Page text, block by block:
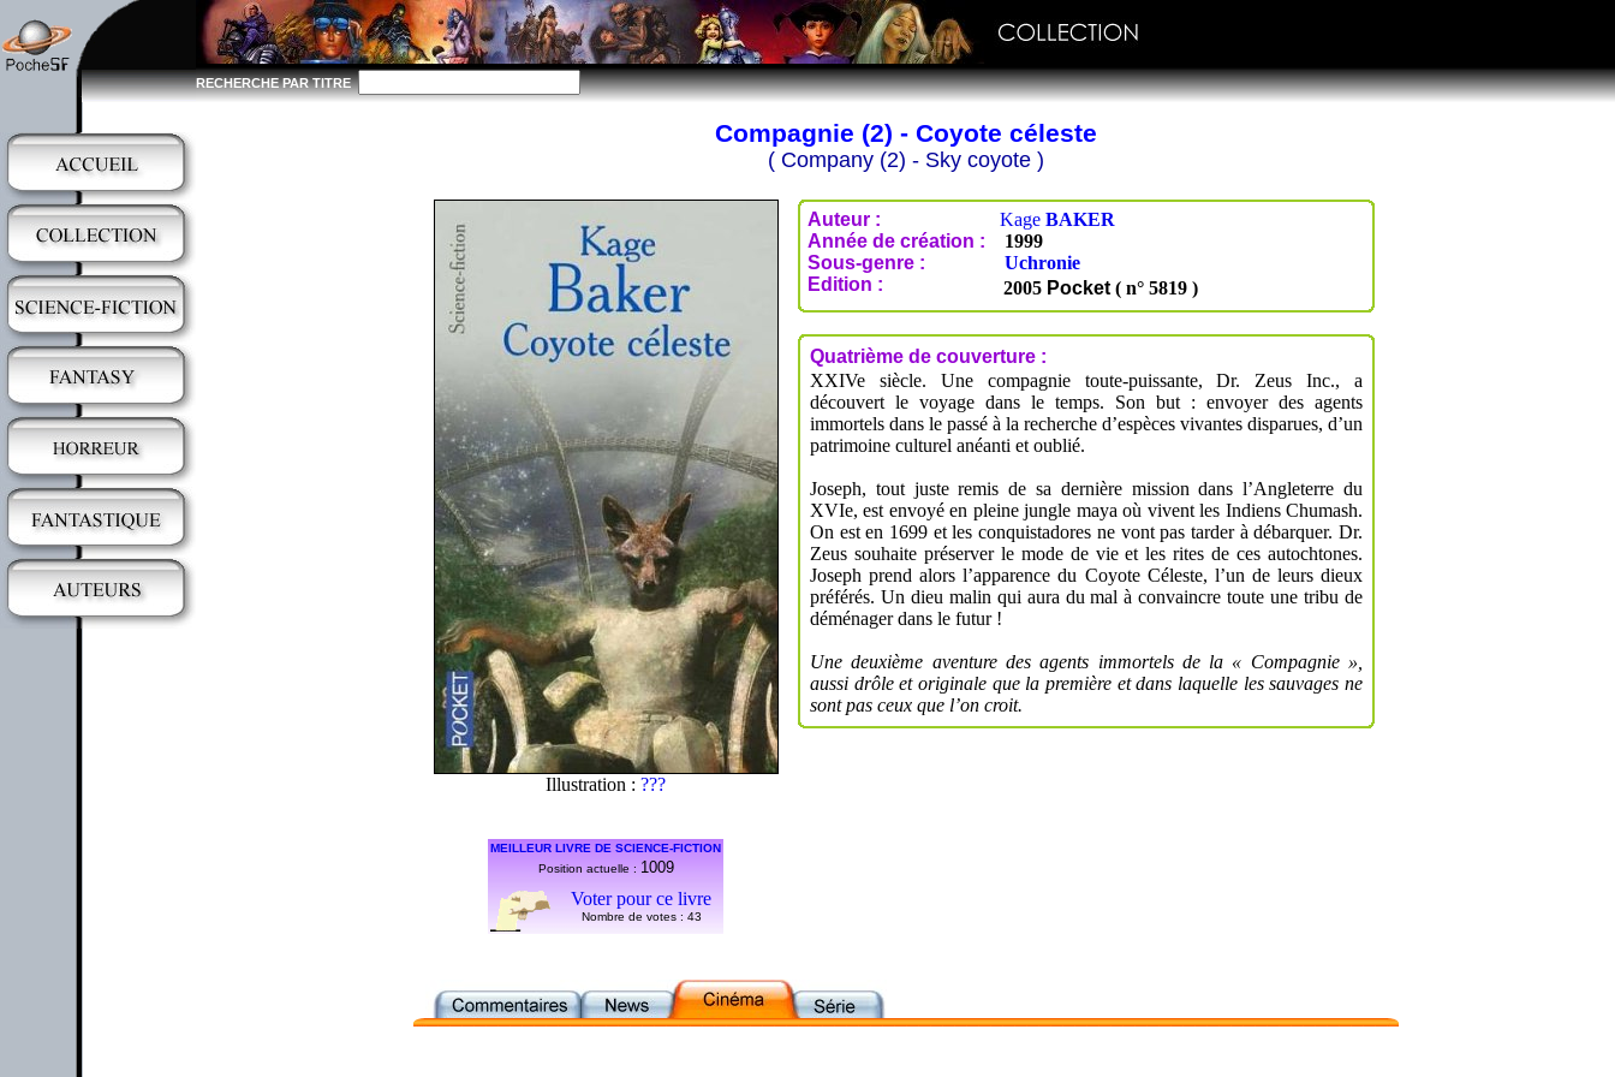
RECHERCHE PAR TITRE
Compagnie (2) - Coyote céleste
( Company (2) - Sky coyote )
Illustration : ???
MEILLEUR LIVRE DE SCIENCE-FICTION
Position actuelle : 1009
Voter pour ce livre
Nombre de votes : 43
Auteur : Kage BAKER
Année de création :
1999
Sous-genre :
Uchronie
Edition :
2005 Pocket ( n° 5819 )
Quatrième de couverture :
XXIVe siècle. Une compagnie toute-puissante, Dr. Zeus Inc., a
découvert le voyage dans le temps. Son but : envoyer des agents
immortels dans le passé à la recherche d’espèces vivantes disparues, d’un
patrimoine culturel anéanti et oublié.
Joseph, tout juste remis de sa dernière mission dans l’Angleterre du
XVIe, est envoyé en pleine jungle maya où vivent les Indiens Chumash.
On est en 1699 et les conquistadores ne vont pas tarder à débarquer. Dr.
Zeus souhaite préserver le mode de vie et les rites de ces autochtones.
Joseph prend alors l’apparence du Coyote Céleste, l’un de leurs dieux
préférés. Un dieu malin qui aura du mal à convaincre toute une tribu de
déménager dans le futur !
Une deuxième aventure des agents immortels de la « Compagnie »,
aussi drôle et originale que la première et dans laquelle les sauvages ne
sont pas ceux que l’on croit.